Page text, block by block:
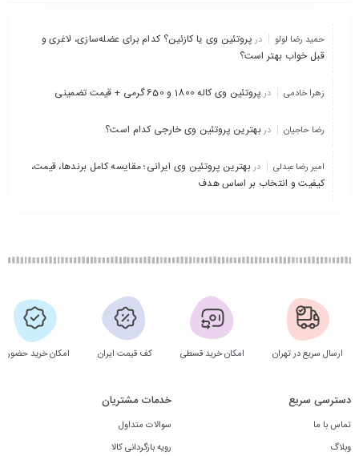
حمید رضا لولو درپروتئین وی یا کازئین؟ کدام برای عضله‌سازی، لاغری و
قبل خواب بهتر است؟
زهرا خادمی درپروتئین وی کاله 1800 و 650 گرمی + قیمت تضمینی
رضا حاجیان دربهترین پروتئین وی خارجی کدام است؟
امیر رضا عبدلی دربهترین پروتئین وی ایرانی؛ مقایسه کامل برندها، قیمت،
کیفیت و انتخاب بر اساس هدف
ارسال سریع در تهران امکان خرید قسطی کف قیمت ایران امکان خرید حضوری
دسترسی سریع
تماس با ما
وبلاگ
خدمات مشتریان
سوالات متداول
رویه بازگردانی کالا